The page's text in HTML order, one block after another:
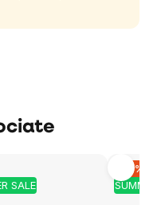
SALE SUMMER
–10 %